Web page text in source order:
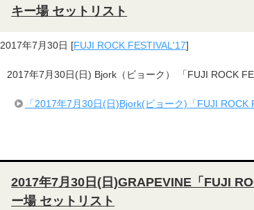
キー場 セットリスト
2017年7月30日 [FUJI ROCK FESTIVAL'17]
2017年7月30日(日) Bjork（ビョーク） 「FUJI ROCK
「2017年7月30日(日)Bjork(ビョーク)「FUJI ROCK
2017年7月30日(日)GRAPEVINE「FUJI
ー場 セットリスト